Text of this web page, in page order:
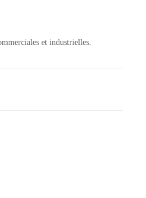
et industrielles.